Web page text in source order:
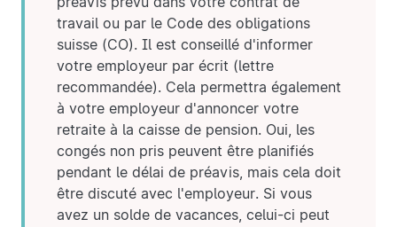
travail ou par le Code des obligations
suisse (CO). Il est conseillé d'informer
votre employeur par écrit (lettre
recommandée). Cela permettra également
à votre employeur d'annoncer votre
retraite à la caisse de pension. Oui, les
congés non pris peuvent être planifiés
pendant le délai de préavis, mais cela doit
être discuté avec l'employeur. Si vous
avez un solde de vacances, celui-ci peut